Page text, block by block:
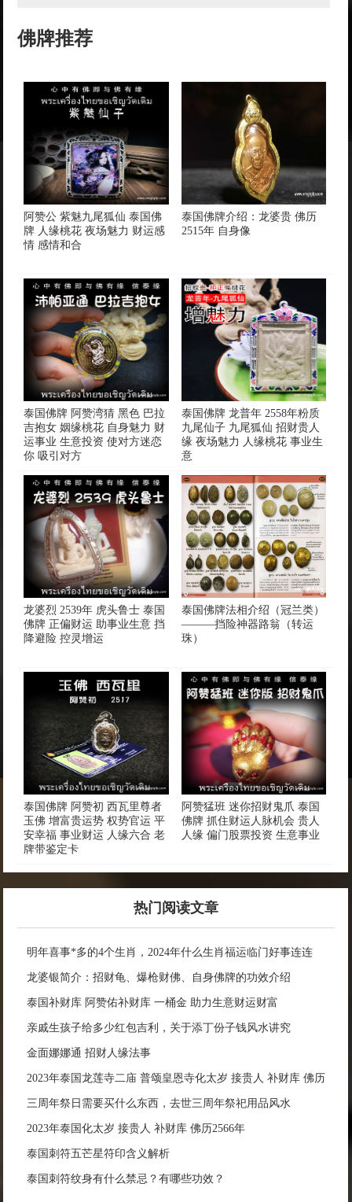
佛牌推荐
阿赞公 紫魅九尾狐仙 泰国佛
牌 人缘桃花 夜场魅力 财运感
情 感情和合
泰国佛牌介绍：龙婆贵 佛历
2515年 自身像
泰国佛牌 阿赞湾猜 黑色 巴拉
吉抱女 姻缘桃花 自身魅力 财
运事业 生意投资 使对方迷恋
你 吸引对方
泰国佛牌 龙普年 2558年粉质
九尾仙子 九尾狐仙 招财贵人
缘 夜场魅力 人缘桃花 事业生
意
龙婆烈 2539年 虎头鲁士 泰国
佛牌 正偏财运 助事业生意 挡
降避险 控灵增运
泰国佛牌法相介绍（冠兰类）
———挡险神器路翁（转运
珠）
泰国佛牌 阿赞初 西瓦里尊者
玉佛 增富贵运势 权势官运 平
安幸福 事业财运 人缘六合 老
牌带鉴定卡
阿赞猛班 迷你招财鬼爪 泰国
佛牌 抓住财运人脉机会 贵人
人缘 偏门股票投资 生意事业
热门阅读文章
明年喜事*多的4个生肖，2024年什么生肖福运临门好事连连
龙婆银简介：招财龟、爆枪财佛、自身佛牌的功效介绍
泰国补财库 阿赞佑补财库 一桶金 助力生意财运财富
亲戚生孩子给多少红包吉利，关于添丁份子钱风水讲究
金面娜娜通 招财人缘法事
2023年泰国龙莲寺二庙 普颂皇恩寺化太岁 接贵人 补财库 佛历
2566年
三周年祭日需要买什么东西，去世三周年祭祀用品风水
2023年泰国化太岁 接贵人 补财库 佛历2566年
泰国刺符五芒星符印含义解析
泰国刺符纹身有什么禁忌？有哪些功效？